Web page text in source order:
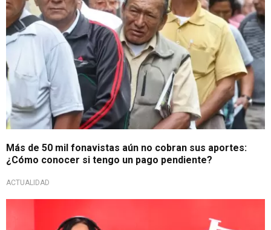
Más de 50 mil fonavistas aún no cobran sus aportes:
¿Cómo conocer si tengo un pago pendiente?
ACTUALIDAD